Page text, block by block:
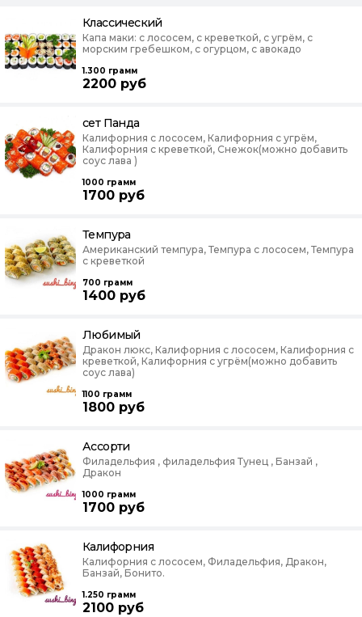
Классический
Капа маки: с лососем, с креветкой, с угрём, с
морским гребешком, с огурцом, с авокадо
1.300 грамм
2200 руб
сет Панда
Калифорния с лососем, Калифорния с угрём,
Калифорния с креветкой, Снежок(можно добавить
соус лава )
1000 грамм
1700 руб
Темпура
Американский темпура, Темпура с лососем, Темпура
с креветкой
700 грамм
1400 руб
Любимый
Дракон люкс, Калифорния с лососем, Калифорния с
креветкой, Калифорния с угрём(можно добавить
соус лава)
1100 грамм
1800 руб
Ассорти
Филадельфия , филадельфия Тунец , Банзай ,
Дракон
1000 грамм
1700 руб
Калифорния
Калифорния с лососем, Филадельфия, Дракон,
Банзай, Бонито.
1.250 грамм
2100 руб